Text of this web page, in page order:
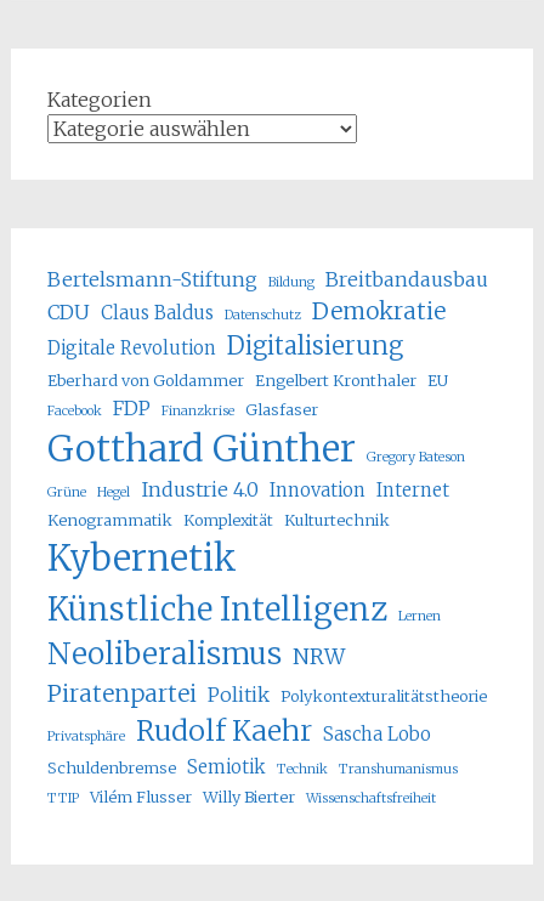
Kategorien
Bertelsmann-Stiftung Bildung
Breitbandausbau
CDU Claus Baldus Datenschutz Demokratie
Digitale Revolution Digitalisierung
Eberhard von Goldammer Engelbert Kronthaler EU
Facebook FDP Finanzkrise Glasfaser
Gotthard Günther Gregory Bateson
Grüne Hegel Industrie 4.0 Innovation Internet
Kenogrammatik Komplexität Kulturtechnik
Kybernetik
Künstliche Intelligenz Lernen
Neoliberalismus NRW
Piratenpartei Politik Polykontexturalitätstheorie
Privatsphäre Rudolf Kaehr Sascha Lobo
Schuldenbremse Semiotik Technik
Transhumanismus
TTIP
Vilém Flusser Willy Bierter Wissenschaftsfreiheit